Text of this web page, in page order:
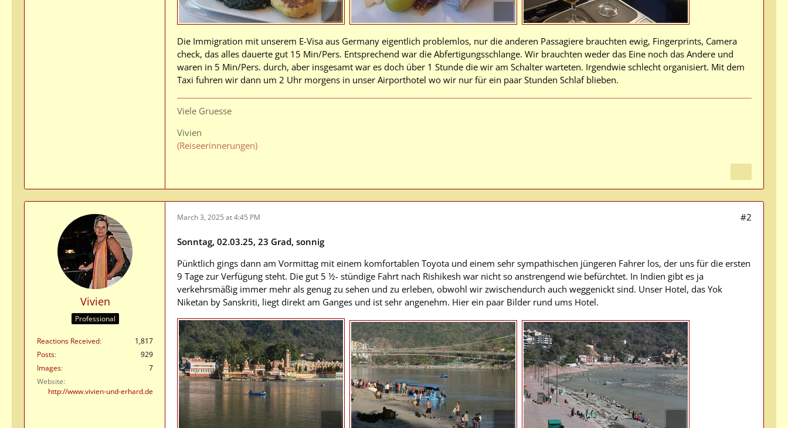
Die Immigration mit unserem E-Visa aus Germany eigentlich problemlos, nur die anderen Passagiere brauchten ewig, Fingerprints, Camera
check, das alles dauerte gut 15 Min/Pers. Entsprechend war die Abfertigungsschlange. Wir brauchten weder das Eine noch das Andere und
waren in 5 Min/Pers. durch, aber insgesamt war es doch über 1 Stunde die wir am Schalter warteten. Irgendwie schlecht organisiert. Mit dem
Taxi fuhren wir dann um 2 Uhr morgens in unser Airporthotel wo wir nur für ein paar Stunden Schlaf blieben.
Viele Gruesse
Vivien
(Reiseerinnerungen)
Vivien
Professional
Reactions Received
1,817
Posts
929
Images
7
Website
http://www.vivien-und-erhard.de
March 3, 2025 at 4:45 PM #2
Sonntag, 02.03.25, 23 Grad, sonnig
Pünktlich gings dann am Vormittag mit einem komfortablen Toyota und einem sehr sympathischen jüngeren Fahrer los, der uns für die ersten
9 Tage zur Verfügung steht. Die gut 5 ½- stündige Fahrt nach Rishikesh war nicht so anstrengend wie befürchtet. In Indien gibt es ja
verkehrsmäßig immer mehr als genug zu sehen und zu erleben, obwohl wir zwischendurch auch weggenickt sind. Unser Hotel, das Yok
Niketan by Sanskriti, liegt direkt am Ganges und ist sehr angenehm. Hier ein paar Bilder rund ums Hotel.